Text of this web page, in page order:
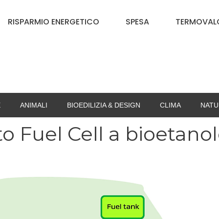
RISPARMIO ENERGETICO SPESA
ANIMALI BIOEDILIZIA & DESIGN CLIMA
Fuel Cell a